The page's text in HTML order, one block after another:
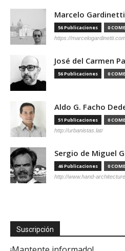
Marcelo Gardinetti
56 Publicaciones 0
https://
José del Carmen
56 Publicaciones 0
Aldo G. Facho
51 Publicaciones 0
http://urbanistas.lat/
Sergio de Miguel
46 Publicaciones 0
http://www.hand-
Suscripción